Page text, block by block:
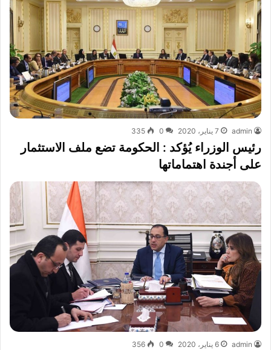
admin 7 يناير، 2020 0
335
رئيس الوزراء يُؤكد : الحكومة تضع ملف الاستثمار
على أجندة اهتماماتها
admin 6 يناير، 2020 0
356